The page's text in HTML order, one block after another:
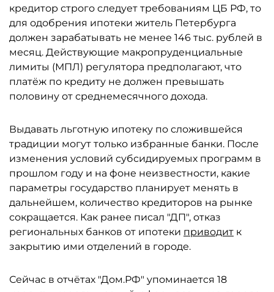
кредитор строго следует требованиям ЦБ РФ, то
для одобрения ипотеки житель Петербурга
должен зарабатывать не менее 146 тыс. рублей в
месяц. Действующие макропруденциальные
лимиты (МПЛ) регулятора предполагают, что
платёж по кредиту не должен превышать
половину от среднемесячного дохода.
Выдавать льготную ипотеку по сложившейся
традиции могут только избранные банки. После
изменения условий субсидируемых программ в
прошлом году и на фоне неизвестности, какие
параметры государство планирует менять в
дальнейшем, количество кредиторов на рынке
сокращается. Как ранее писал "ДП", отказ
региональных банков от ипотеки приводит к
закрытию ими отделений в городе.
Сейчас в отчётах "Дом.РФ" упоминается 18